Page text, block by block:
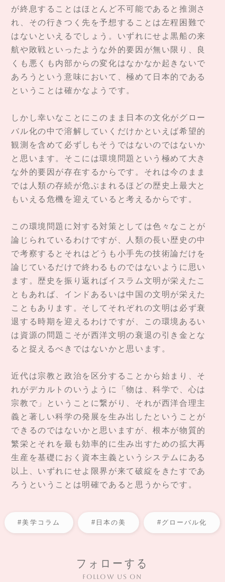
が終息することはほとんど不可能であると推測さ
れ、その行きつく先を予想することは左程困難で
はないといえるでしょう。いずれにせよ黒船の来
航や敗戦といったような外的要因が無い限り、良
くも悪くも内部からの変化はなかなか起きないで
あろうという意味において、極めて日本的である
ということは確かなようです。
しかし幸いなことにこのまま日本の文化がグロー
バル化の中で溶解していくだけかといえば希望的
観測を含めて必ずしもそうではないのではないか
と思います。そこには環境問題という極めて大き
な外的要因が存在するからです。それは今のまま
では人類の存続が危ぶまれるほどの歴史上最大と
もいえる危機を迎えていると考えるからです。
この環境問題に対する対策としては色々なことが
論じられているわけですが、人類の長い歴史の中
で考察するとそれはどうも小手先の技術論だけを
論じているだけで終わるものではないように思い
ます。歴史を振り返ればイスラム文明が栄えたこ
ともあれば、インドあるいは中国の文明が栄えた
こともあります。そしてそれぞれの文明は必ず衰
退する時期を迎えるわけですが、この環境あるい
は資源の問題こそが西洋文明の衰退の引き金とな
ると捉えるべきではないかと思います。
近代は宗教と政治を区分することから始まり、そ
れがデカルトのいうように「物は、科学で、心は
宗教で」ということに繋がり、それが西洋合理主
義と著しい科学の発展を生み出したということが
できるのではないかと思いますが、根本が物質的
繁栄とそれを最も効率的に生み出すための拡大再
生産を基礎におく資本主義というシステムにある
以上、いずれにせよ限界が来て破綻をきたすであ
ろうということは明確であると思うからです。
#美学コラム #日本の美 #グローバル化
フォローする
Follow us on